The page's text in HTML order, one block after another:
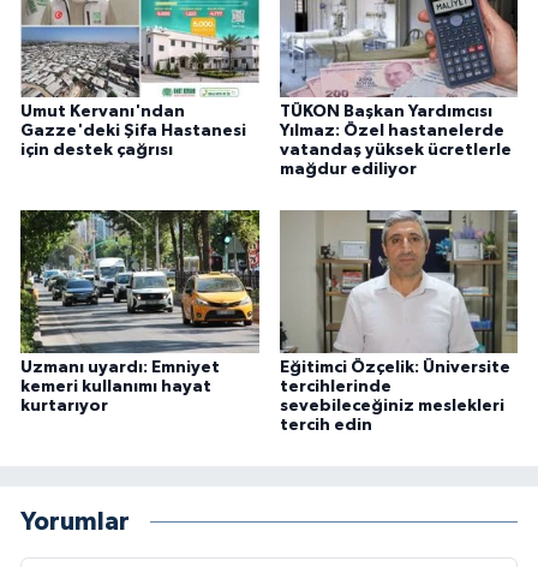
Umut Kervanı'ndan
Gazze'deki Şifa Hastanesi
için destek çağrısı
TÜKON Başkan Yardımcısı
Yılmaz: Özel hastanelerde
vatandaş yüksek ücretlerle
mağdur ediliyor
Uzmanı uyardı: Emniyet
kemeri kullanımı hayat
kurtarıyor
Eğitimci Özçelik: Üniversite
tercihlerinde
sevebileceğiniz meslekleri
tercih edin
Yorumlar